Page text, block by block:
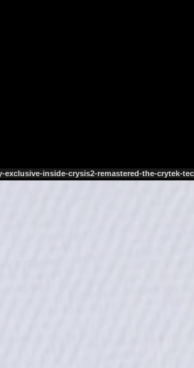
exclusive-inside-crysis2-remastered-the-crytek-